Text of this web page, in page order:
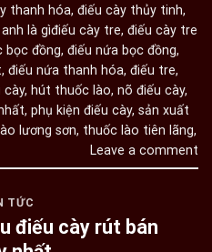
thanh hóa, điếu cày thủy tinh,
là gìđiếu cày tre, điếu cày tre
bọc đồng, điếu nứa bọc đồng,
, điếu nứa thanh hóa, điếu tre,
cày, hút thuốc lào, nõ điếu cày,
, phụ kiện điếu cày, sản xuất
lương sơn, thuốc lào tiên lãng,
Leave a comment
TỨC
điếu cày rút bán